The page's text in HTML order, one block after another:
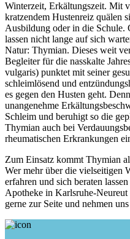
Winterzeit, Erkältungszeit. Mit
kratzendem Hustenreiz quälen
Ausbildung oder in die
lassen nicht lange auf sich
Natur: Thymian. Dieses weit
Begleiter für die nasskalte
vulgaris) punktet mit seiner
schleimlösend und
es gegen den Husten geht.
unangenehme
Schleim und beruhigt so die
Thymian auch bei
rheumatischen Erkrankungen
Zum Einsatz kommt Thymian
Wer mehr über die vielseitigen
erfahren und sich beraten
Apotheke in Karlsruhe-Neureut
gerne zur Seite und nehmen